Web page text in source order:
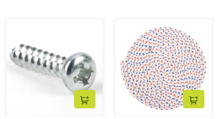
Ajouter au panier